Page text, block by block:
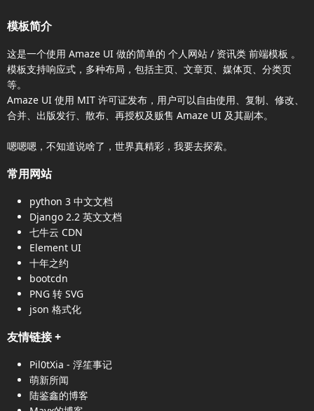
模板简介
这是一个使用 Amaze UI 做的简单的 个人网站 / 资讯类 前端模板 。
模板支持响应式，多种布局，包括主页、文章页、媒体页、分类页
等。
Amaze UI 使用 MIT 许可证发布，用户可以自由使用、复制、修改、
合并、出版发行、散布、再授权及贩售 Amaze UI 及其副本。
嗯嗯嗯，不知道说啥了，世界真精彩，我要去探索。
常用网站
python 3 中文文档
Django 2.2 英文文档
七牛云 CDN
Element UI
十年之约
bootcdn
PNG 转 SVG
json 格式化
友情链接+
Pil0tXia - 浮笙事记
萌新所闻
陆鉴鑫的博客